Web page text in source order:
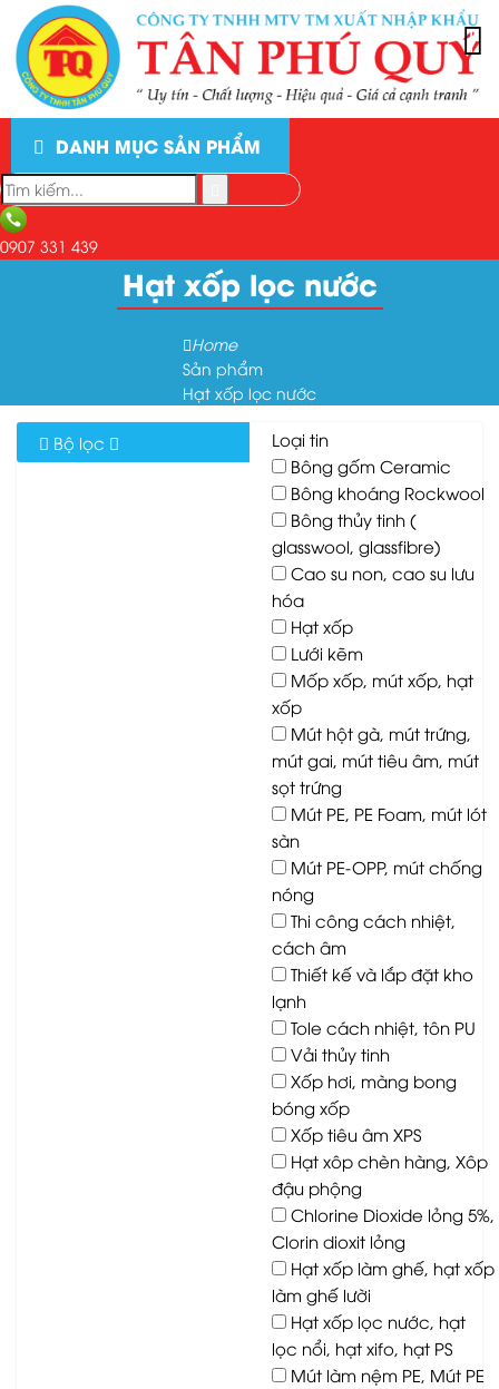
DANH MỤC SẢN PHẨM
0907 331 439
Hạt xốp lọc nước
Home
Sản phẩm
Hạt xốp lọc nước
Bộ lọc
Loại tin
Bông gốm Ceramic
Bông khoáng Rockwool
Bông thủy tinh (
glasswool, glassfibre)
Cao su non, cao su lưu
hóa
Hạt xốp
Lưới kẽm
Mốp xốp, mút xốp, hạt
xốp
Mút hột gà, mút trứng,
mút gai, mút tiêu âm, mút
sọt trứng
Mút PE, PE Foam, mút lót
sàn
Mút PE-OPP, mút chống
nóng
Thi công cách nhiệt,
cách âm
Thiết kế và lắp đặt kho
lạnh
Tole cách nhiệt, tôn PU
Vải thủy tinh
Xốp hơi, màng bong
bóng xốp
Xốp tiêu âm XPS
Hạt xôp chèn hàng, Xôp
đậu phộng
Chlorine Dioxide lỏng 5%,
Clorin dioxit lỏng
Hạt xốp làm ghế, hạt xốp
làm ghế lười
Hạt xốp lọc nước, hạt
lọc nổi, hạt xifo, hạt PS
Mút làm nệm PE, Mút PE